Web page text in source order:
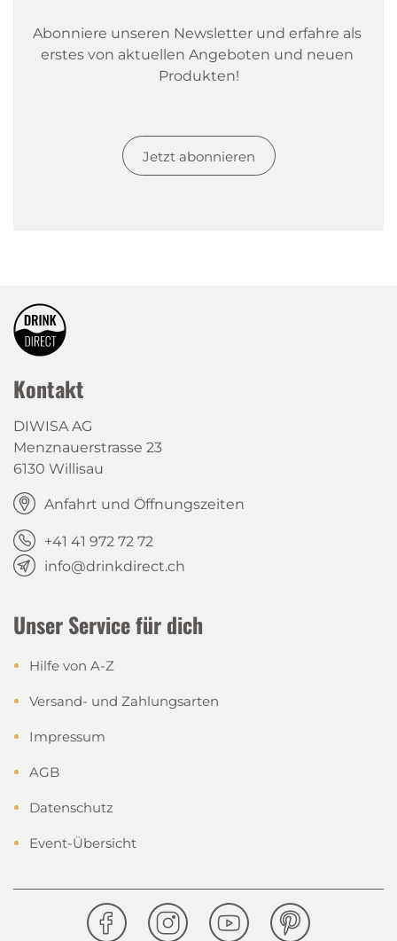
Abonniere unseren Newsletter und erfahre als
erstes von aktuellen Angeboten und neuen
Produkten!
Jetzt abonnieren
Kontakt
DIWISA AG
Menznauerstrasse 23
6130 Willisau
Anfahrt und Öffnungszeiten
+41 41 972 72 72
info@drinkdirect.ch
Unser Service für dich
Hilfe von A-Z
Versand- und Zahlungsarten
Impressum
AGB
Datenschutz
Event-Übersicht